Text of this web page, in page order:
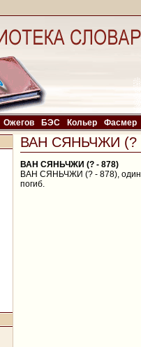
Ожегов БЭС Кольер Фасмер
ВАН СЯНЬЧЖИ (?
ВАН СЯНЬЧЖИ (? - 878)
ВАН СЯНЬЧЖИ (? - 878), один
погиб.